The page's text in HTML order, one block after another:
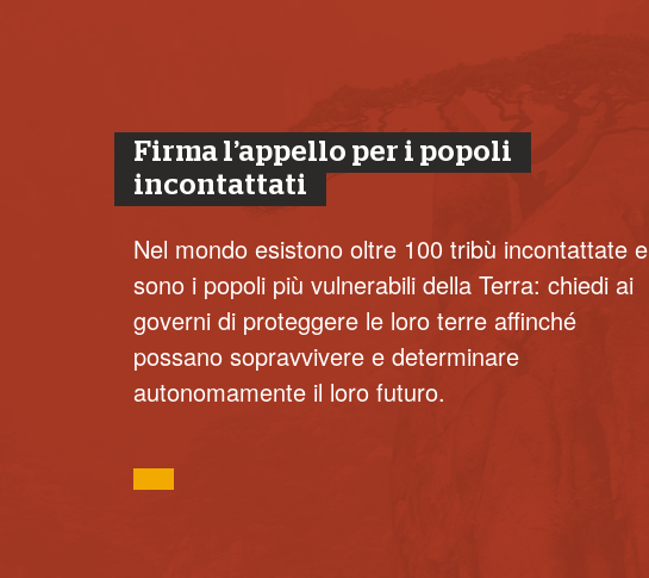
Firma l’appello per i popoli
incontattati
Nel mondo esistono oltre 100 tribù incontattate e
sono i popoli più vulnerabili della Terra: chiedi ai
governi di proteggere le loro terre affinché
possano sopravvivere e determinare
autonomamente il loro futuro.